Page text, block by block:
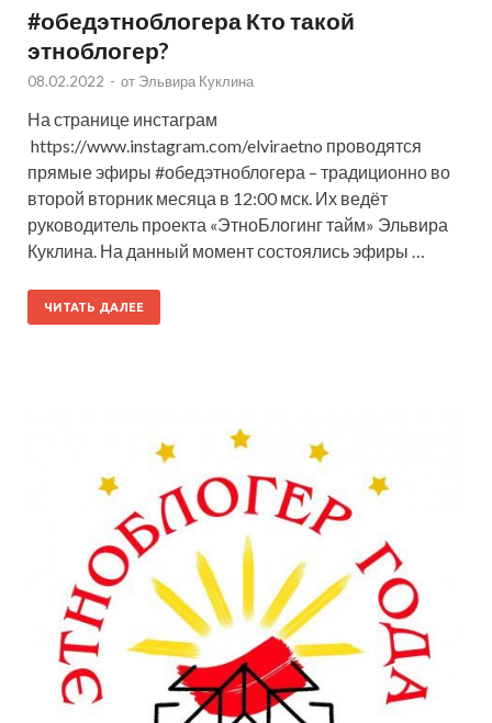
#обедэтноблогера Кто такой
этноблогер?
08.02.2022 - от Эльвира Куклина
На странице инстаграм
https://www.instagram.com/elviraetno проводятся
прямые эфиры #обедэтноблогера – традиционно во
второй вторник месяца в 12:00 мск. Их ведёт
руководитель проекта «ЭтноБлогинг тайм» Эльвира
Куклина. На данный момент состоялись эфиры …
ЧИТАТЬ ДАЛЕЕ